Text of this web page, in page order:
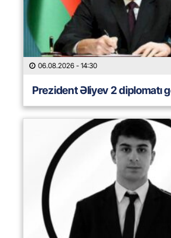
06.08.2026 - 14:30
Prezident Əliyev 2 diplomatı